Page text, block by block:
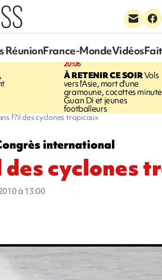
RéunionFrance-MondeVidéos
20:06
À RETENIR CE SOIRVols
vers l'Asie, mort d'une
gramoune, cocottes
Guan Di et jeunes
footballeurs
l'?il des cyclones tropicaux
international
des cyclones
à 13:00